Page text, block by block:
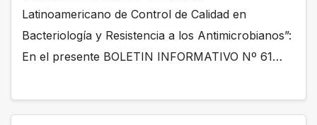
Latinoamericano de Control de Calidad en
Bacteriología y Resistencia a los Antimicrobianos”:
En el presente BOLETIN INFORMATIVO Nº 61…